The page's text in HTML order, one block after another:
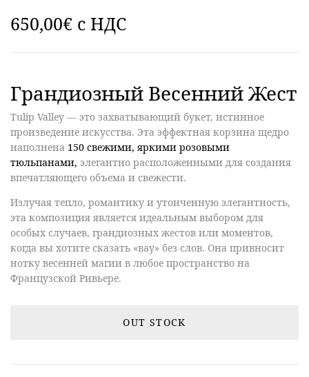
650,00€ c НДС
Грандиозный Весенний Жест
Tulip Valley — это захватывающий букет, истинное
произведение искусства. Эта эффектная корзина щедро
наполнена 150 свежими, яркими розовыми
тюльпанами, элегантно расположенными для создания
впечатляющего объема и свежести.
Излучая тепло, романтику и утонченную элегантность,
эта композиция является идеальным выбором для
особых случаев, грандиозных жестов или моментов,
когда вы хотите сказать «вау» без слов. Она привносит
нотку весенней магии в любое пространство на
Французской Ривьере.
OUT STOCK